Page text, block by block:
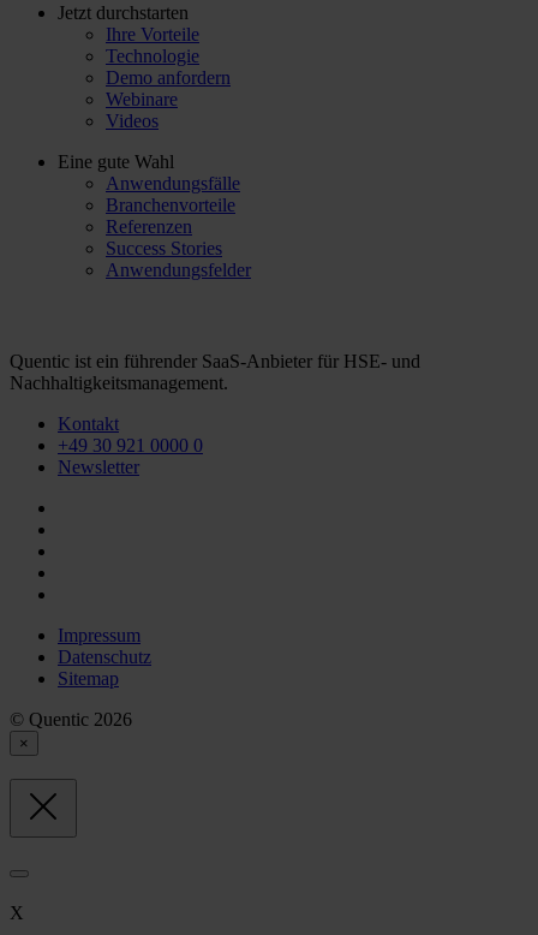
Jetzt durchstarten
Ihre Vorteile
Technologie
Demo anfordern
Webinare
Videos
Eine gute Wahl
Anwendungsfälle
Branchenvorteile
Referenzen
Success Stories
Anwendungsfelder
Quentic ist ein führender SaaS-Anbieter für HSE- und
Nachhaltigkeitsmanagement.
Kontakt
+49 30 921 0000 0
Newsletter
Impressum
Datenschutz
Sitemap
© Quentic 2026
×
X